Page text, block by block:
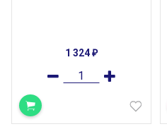
1 324 ₽